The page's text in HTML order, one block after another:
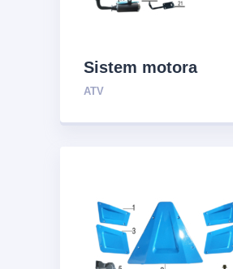
Sistem motora
ATV